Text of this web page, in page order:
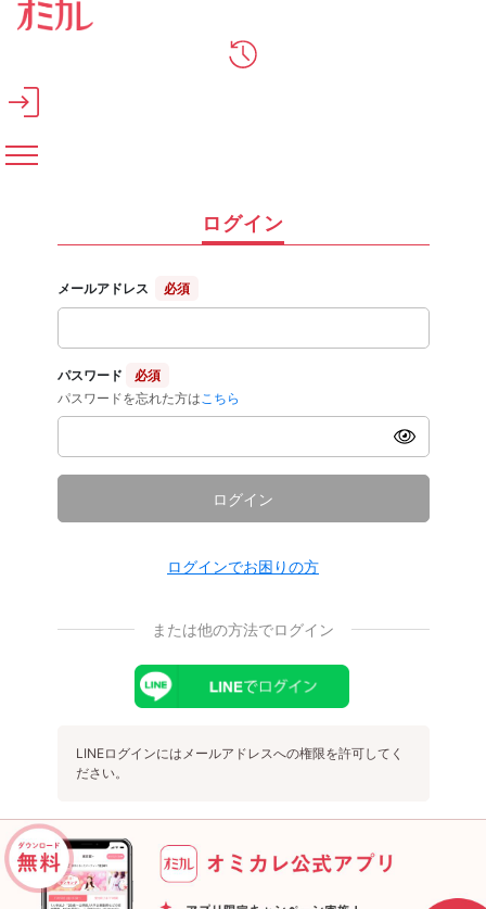
メインコンテンツへスキップ
ログイン
メールアドレス 必須
パスワード
必須
パスワードを忘れた方は こちら
ログイン
ログインでお困りの方
または他の方法でログイン
LINEログインにはメールアドレスへの権限を許可してく
ださい。